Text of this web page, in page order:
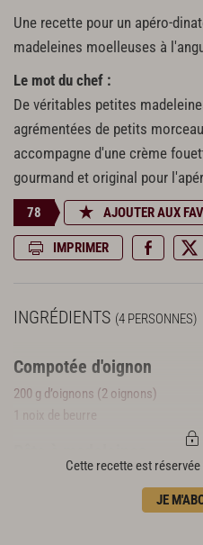
Une recette pour un apéro-
madeleines moelleuses à
Le mot du chef :
De véritables petites
agrémentées de petits
accompagne d'une crème
gourmand et original pour
78 AJOUTER AUX
IMPRIMER
INGRÉDIENTS (4 PERSONNES)
Compotée d'oignon
200 g d’oignons (2 oignons)
1 noix de beurre
20 g de levure fraîche de boulanger
Cette recette est
JE